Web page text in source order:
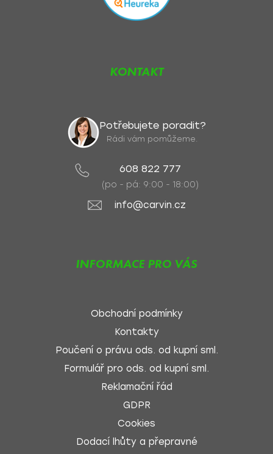
KONTAKT
Potřebujete poradit?
Rádi vám pomůžeme.
608 822 777
(po - pá: 9:00 - 18:00)
info@carvin.cz
INFORMACE PRO VÁS
Obchodní podmínky
Kontakty
Poučení o právu ods. od kupní sml.
Formulář pro ods. od kupní sml.
Reklamační řád
GDPR
Cookies
Dodací lhůty a přepravné